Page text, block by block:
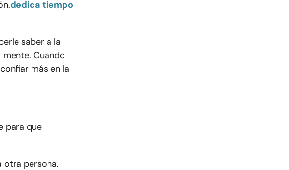
dedica tiempo
saber a la
Cuando
más en la
para que
otra persona.